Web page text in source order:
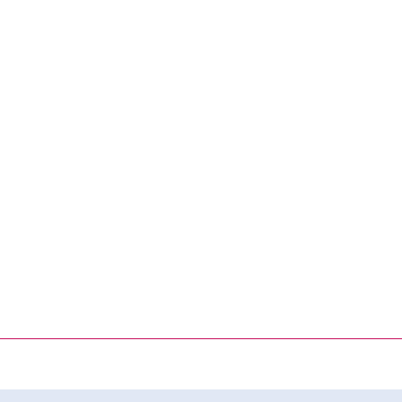
Link, öffnet neues Fenster)
(externer Link, öffnet neues Fenster)